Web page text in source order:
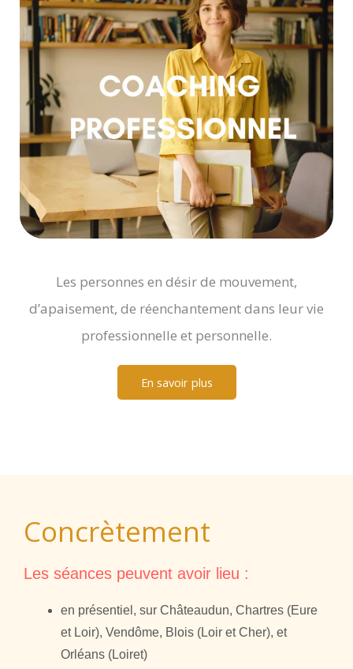
Les personnes en désir de mouvement,
d’apaisement, de réenchantement dans leur vie
professionnelle et personnelle.
En savoir plus
Concrètement
Les séances peuvent avoir lieu :
en présentiel, sur Châteaudun, Chartres (Eure
et Loir), Vendôme, Blois (Loir et Cher), et
Orléans (Loiret)